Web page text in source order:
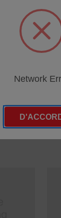
Network